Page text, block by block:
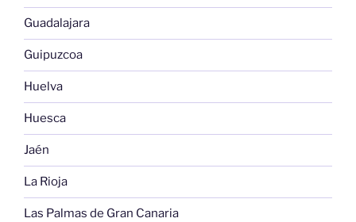
Guadalajara
Guipuzcoa
Huelva
Huesca
Jaén
La Rioja
Las Palmas de Gran Canaria